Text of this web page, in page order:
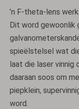
’n F-theta-lens
Dit word gewoonlik
spieëlstelsel wat
laat die laser vinnig
daaraan soos om
piepklein,
word.